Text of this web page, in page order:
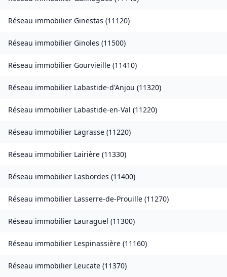
Réseau immobilier Ginestas (11120)
Réseau immobilier Ginoles (11500)
Réseau immobilier Gourvieille (11410)
Réseau immobilier Labastide-d'Anjou (11320)
Réseau immobilier Labastide-en-Val (11220)
Réseau immobilier Lagrasse (11220)
Réseau immobilier Lairière (11330)
Réseau immobilier Lasbordes (11400)
Réseau immobilier Lasserre-de-Prouille (11270)
Réseau immobilier Lauraguel (11300)
Réseau immobilier Lespinassière (11160)
Réseau immobilier Leucate (11370)